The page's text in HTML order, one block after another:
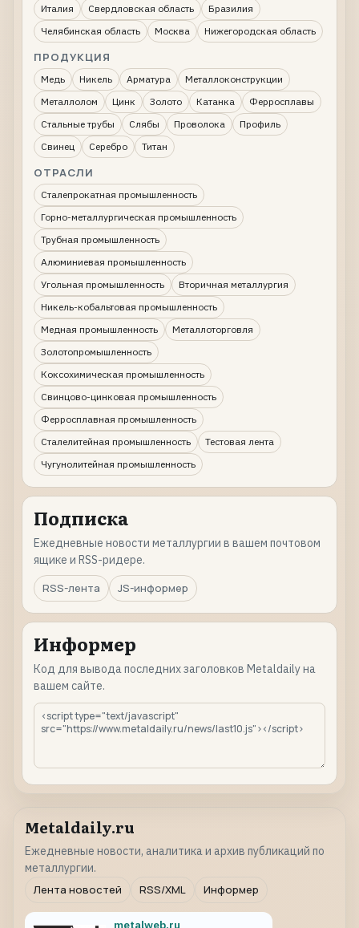
Италия
Свердловская область
Бразилия
Челябинская область
Москва Нижегородская область
ПРОДУКЦИЯ
Медь Никель Арматура
Металлоконструкции
Металлолом
Цинк Золото Катанка
Ферросплавы
Стальные трубы
Слябы Проволока
Профиль
Свинец
Серебро Титан
ОТРАСЛИ
Сталепрокатная промышленность
Горно-металлургическая промышленность
Трубная промышленность
Алюминиевая промышленность
Угольная промышленность
Вторичная металлургия
Никель-кобальтовая промышленность
Медная промышленность
Металлоторговля
Золотопромышленность
Коксохимическая промышленность
Свинцово-цинковая промышленность
Ферросплавная промышленность
Сталелитейная промышленность
Тестовая лента
Чугунолитейная промышленность
Подписка
Ежедневные новости металлургии в вашем почтовом
ящике и RSS-ридере.
RSS-лента
JS-информер
Информер
Код для вывода последних заголовков Metaldaily на
вашем сайте.
Metaldaily.ru
Ежедневные новости, аналитика и архив публикаций по
металлургии.
Лента новостей
RSS/XML Информер